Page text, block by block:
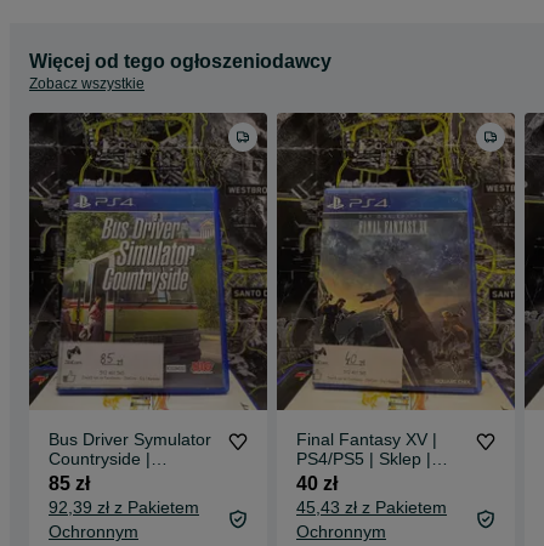
Więcej od tego ogłoszeniodawcy
Zobacz wszystkie
Bus Driver Symulator
Countryside |
PS4/PS5 | Sklep |
Kraków | Wysyłka
85 zł
92,39 zł z Pakietem
Ochronnym
Final Fantasy XV |
PS4/PS5 | Sklep |
Kraków | Wysyłka |
Wymiana
40 zł
45,43 zł z Pakietem
Ochronnym